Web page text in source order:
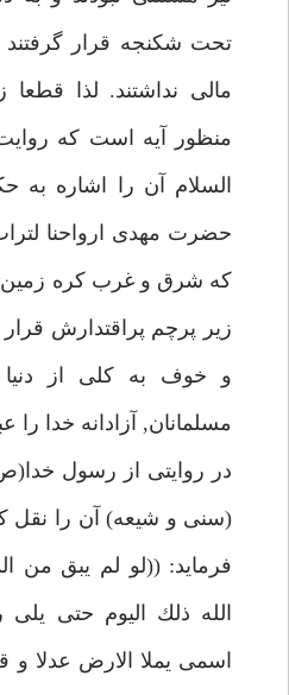
تحت شكنجه قرار
مالى نداشتند. لذا
منظور آيه است كه
السلام آن را اشاره به
حضرت مهدى ارواحنا
كه شرق و غرب كره زمين
زير پرچم پراقتدارش
و خوف به كلى از
مسلمانان, آزادانه خدا را
در روايتى از رسول
(سنى و شيعه) آن را نقل
فرمايد: ((لو لم يبق من
الله ذلك اليوم حتى
اسمى يملا الارض عدلا